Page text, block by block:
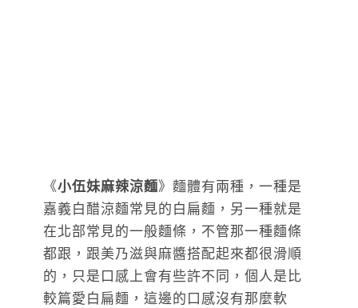
《小伍妹麻辣涼麵》麵體有兩種，一種是
嘉義白醋涼麵常見的白扁麵，另一種就是
在北部常見的一般麵條，不管那一種麵條
都跟，跟美乃滋與麻醬搭配起來都很滑順
的，只是口感上會有些許不同，個人是比
較篇愛白扁麵，這邊的口感沒有那麼軟